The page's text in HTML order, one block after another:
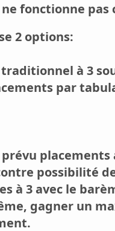
ne fonctionne
2 options:
à 3
par
possibilité
à 3 avec le
gagner un